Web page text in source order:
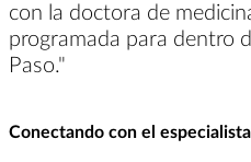
con la doctora de
programada para dentro
Paso."
Conectando con el especialista